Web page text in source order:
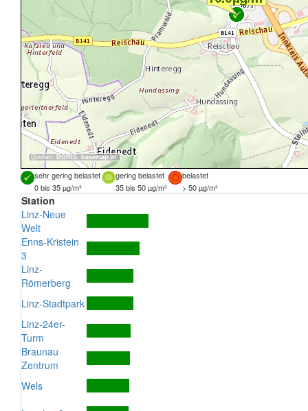
Quellen: DORIS, basemap.at
sehr gering belastet gering belastet
belastet
0 bis 35 µg/m³
35 bis 50 µg/m³ > 50 µg/m³
Station
Linz-Neue
Welt
Enns-Kristein
3
Linz-
Römerberg
Linz-Stadtpark
Linz-24er-
Turm
Braunau
Zentrum
Wels